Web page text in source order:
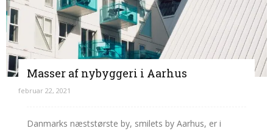
Masser af nybyggeri i Aarhus
februar 22, 2021
Danmarks næststørste by, smilets by Aarhus, er i